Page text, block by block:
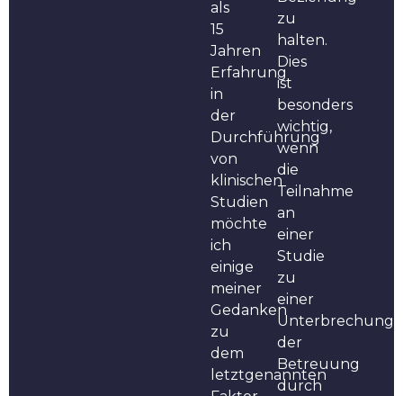
als
15
Jahren
Erfahrung
in
der
Durchführung
von
klinischen
Studien
möchte
ich
einige
meiner
Gedanken
zu
dem
letztgenannten
zu
halten.
Dies
ist
besonders
wichtig,
wenn
die
Teilnahme
an
einer
Studie
zu
einer
Unterbrechung
der
Betreuung
durch